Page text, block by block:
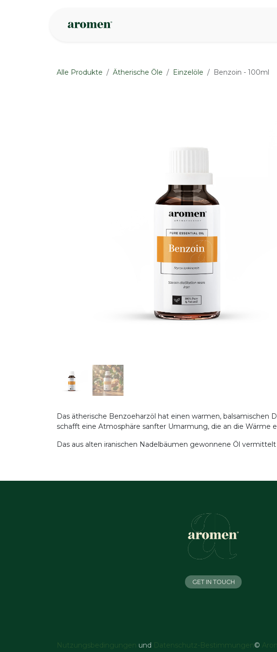
Alle Produkte Ätherische Öle Einzelöle Benzoin - 100ml
Das ätherische Benzoeharzöl hat einen warmen, balsamischen
schafft eine Atmosphäre sanfter Umarmung, die an die Wärme
Das aus alten iranischen Nadelbäumen gewonnene Öl
GET IN TOUCH
Nutzungsbedingungen und Datenschutz-Bestimmungen ©